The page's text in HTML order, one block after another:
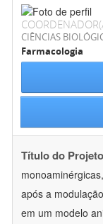
CIÊNCIAS
Farmacologia
Título do
após a
em um modelo